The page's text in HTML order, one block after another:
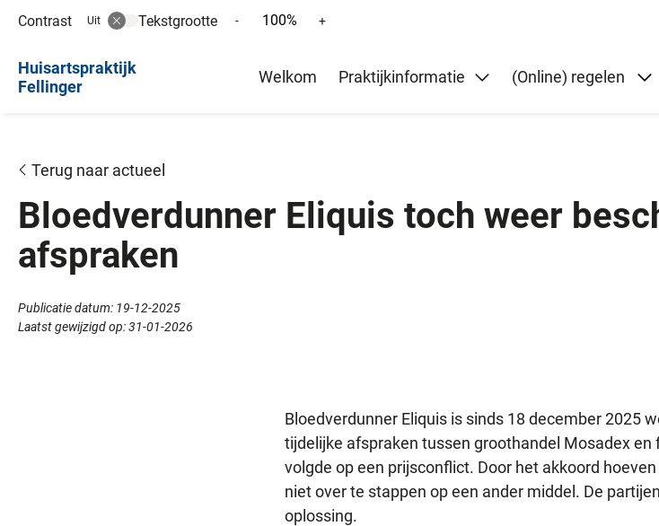
Contrast Uit Tekstgrootte
Tekst
10%
- 100%
Tekst
10%
+
Huisartspraktijk
Fellinger
Hoofd
Welkom Praktijkinformatie (Online) regelen
Bloedverdunner Eliquis toch weer
afspraken
Terug naar actueel
Publicatie datum: 19-12-2025
Laatst gewijzigd op:31-01-2026
Bloedverdunner Eliquis is sinds 18 december 2025
tijdelijke afspraken tussen groothandel Mosadex en
volgde op een prijsconflict. Door het akkoord
niet over te stappen op een ander middel. De
oplossing.